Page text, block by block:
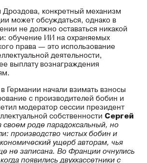
конкретный механизм
может обсуждаться, однако в
не должно оставаться никакой
обучение ИИ на охраняемых
права — это использование
деятельности,
выплату вознаграждения
Германии начали взимать взносы
с производителей бобин и
модератор сессии президент
собственности Сергей
своем роде парадоксальный, но
производство чистых бобин и
ущерб авторам, чья
не записана. Во Франции очнулись
появились двухкассетники с